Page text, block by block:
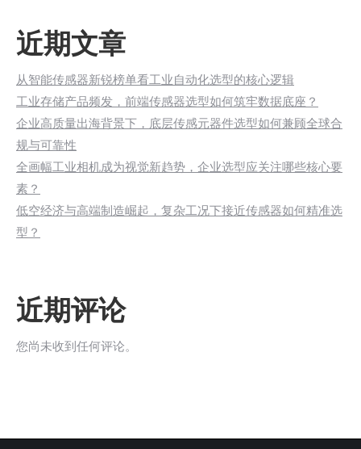
近期文章
从智能传感器新锐榜单看工业自动化选型的核心逻辑
工业存储产品频发，前端传感器选型如何筑牢数据底座？
企业高质量出海背景下，底层传感元器件选型如何兼顾全球合
规与可靠性
全画幅工业相机成为视觉新趋势，企业选型应关注哪些核心要
素？
低空经济与高端制造崛起，复杂工况下接近传感器如何精准选
型？
近期评论
您尚未收到任何评论。